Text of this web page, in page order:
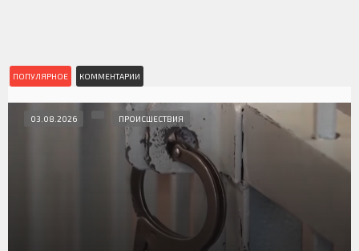
ПОПУЛЯРНОЕ КОММЕНТАРИИ
03.08.2026 ПРОИСШЕСТВИЯ